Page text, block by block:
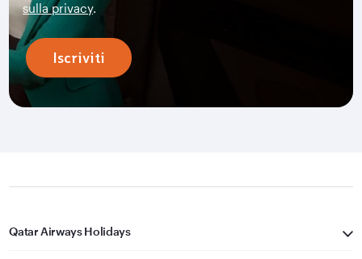
sulla privacy.
Iscriviti
Qatar Airways Holidays